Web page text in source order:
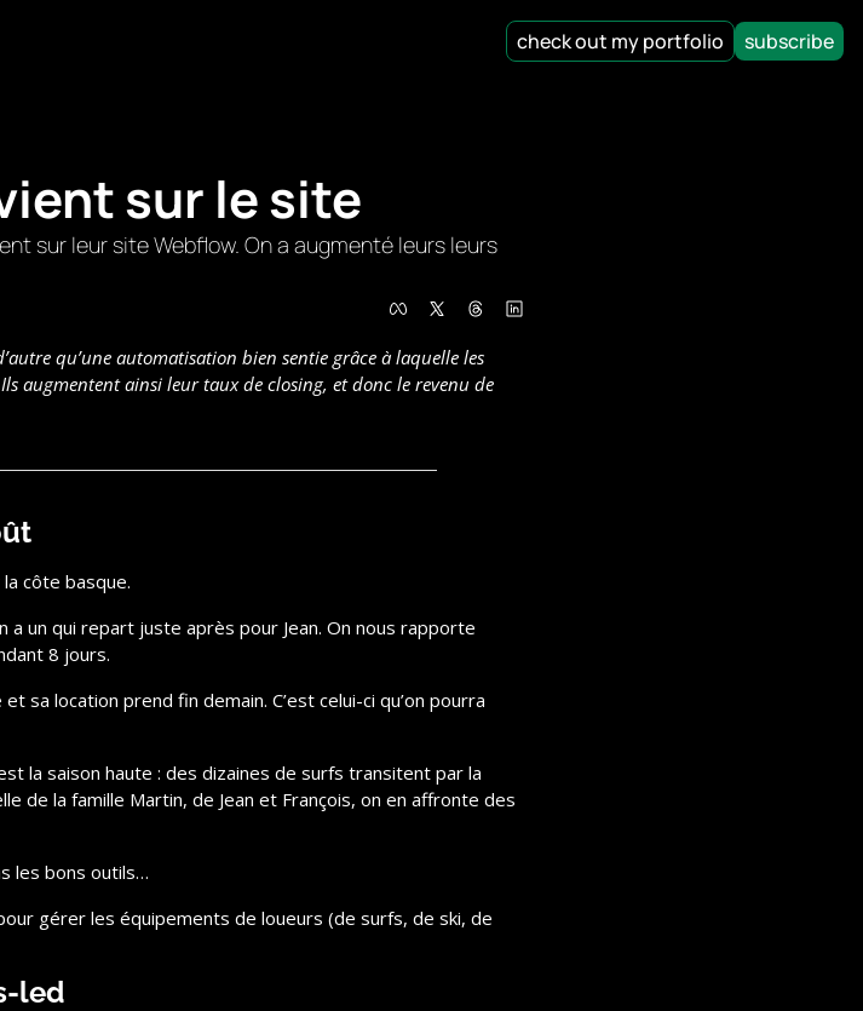
check out my portfolio subscribe
sur le site
sur leur site Webflow. On a augmenté leurs leurs
qu’une automatisation bien sentie grâce à laquelle les
augmentent ainsi leur taux de closing, et donc le revenu de
côte basque.
un qui repart juste après pour Jean. On nous rapporte
8 jours.
sa location prend fin demain. C’est celui-ci qu’on pourra
la saison haute : des dizaines de surfs transitent par la
de la famille Martin, de Jean et François, on en affronte des
les bons outils…
gérer les équipements de loueurs (de surfs, de ski, de
led